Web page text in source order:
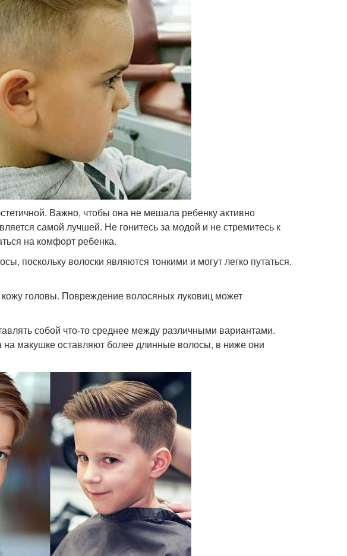
Важно, чтобы она не мешала ребенку активно
самой лучшей. Не гонитесь за модой и не стремитесь к
на комфорт ребенка.
поскольку волоски являются тонкими и могут легко путаться.
головы. Повреждение волосяных луковиц может
собой что-то среднее между различными вариантами.
макушке оставляют более длинные волосы, в ниже они